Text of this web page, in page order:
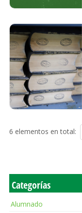
6 elementos en total:
Categorías
Alumnado